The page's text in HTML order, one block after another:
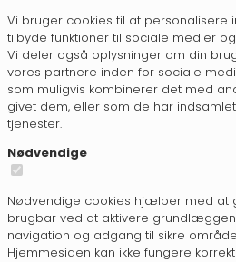
Vi bruger cookies til at personalisere
tilbyde funktioner til sociale medier
Vi deler også oplysninger om din
vores partnere inden for sociale
som muligvis kombinerer det med
givet dem, eller som de har
tjenester.
Nødvendige
Nødvendige cookies hjælper med at
brugbar ved at aktivere
navigation og adgang til sikre
Hjemmesiden kan ikke fungere